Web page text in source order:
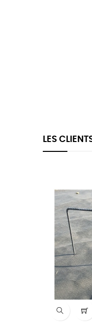
LES